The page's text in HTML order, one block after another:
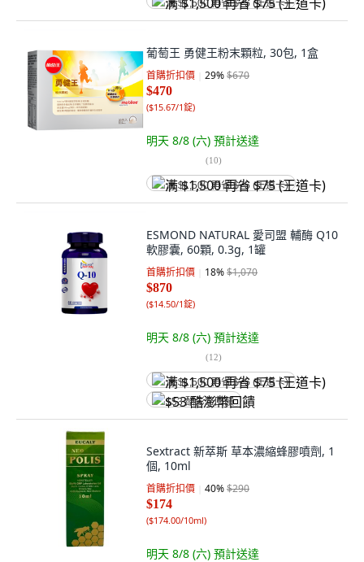
满 $1,500 再省 $75 (王道卡)
葡萄王 勇健王粉末顆粒, 30包, 1盒
首購折扣價 29%$670
$470
($15.67/1錠)
明天 8/8 (六) 預計送達
(10)
满 $1,500 再省 $75 (王道卡)
ESMOND NATURAL 愛司盟 輔酶 Q10
軟膠囊, 60顆, 0.3g, 1罐
首購折扣價 18%$1,070
$870
($14.50/1錠)
明天 8/8 (六) 預計送達
(12)
满 $1,500 再省 $75 (王道卡)
$53 酷澎幣回饋
Sextract 新萃斯 草本濃縮蜂膠噴劑, 1
個, 10ml
首購折扣價 40%$290
$174
($174.00/10ml)
明天 8/8 (六) 預計送達